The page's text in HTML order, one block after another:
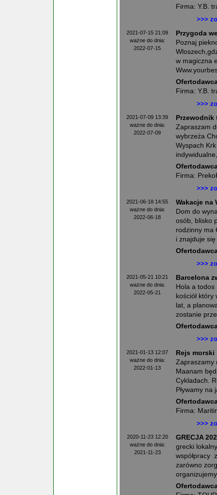
Firma: Y.B.
>>>
2021-07-15 21:09
ważne do dnia:
2022-07-15
Przygoda
Poznaj
w magiczna
Firma: Y.B.
>>>
2021-07-09 13:39
ważne do dnia:
2022-07-09
Zapraszam
wybrzeża
Wyspach
Firma:
>>>
2021-06-18 14:55
ważne do dnia:
2022-06-18
Wakacje na
Dom do
osób, blisko
rodzinny ma
i znajduje
>>>
2021-05-21 10:21
ważne do dnia:
2022-05-21
Barcelona
Hola a
kościół
lat, a
zostanie
>>>
2021-01-13 12:07
ważne do dnia:
2022-01-13
Rejs morski
Zapraszamy
Maanam
Cykladach.
Pływamy
Firma:
>>>
2020-11-23 12:20
ważne do dnia:
2021-11-23
GRECJA
grecki
współpracy
zarówno